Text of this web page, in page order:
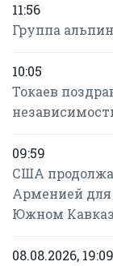
11:56
Группа
10:05
Токаев
09:59
США
Арменией для
Южном
08.08.2026, 19:09